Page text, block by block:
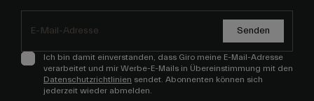
Senden
Ich bin damit einverstanden, dass Giro meine E-Mail-Adresse
verarbeitet und mir Werbe-E-Mails in Übereinstimmung mit den
Datenschutzrichtlinien sendet. Abonnenten können sich
jederzeit wieder abmelden.